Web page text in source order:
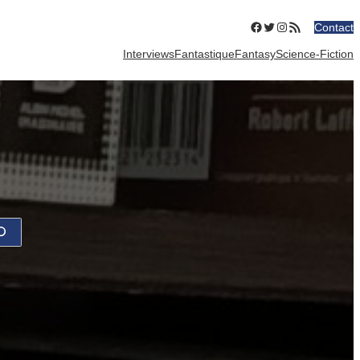
Facebook
Twitter
Instagram
Flux RSSContact
InterviewsFantastiqueFantasyScience-Fiction